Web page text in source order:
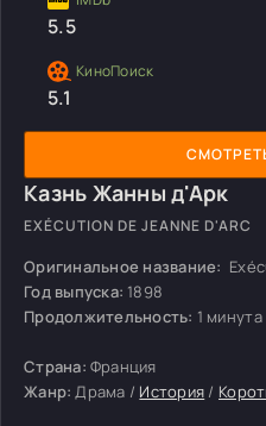
Казнь Жанны д'Арк
EXÉCUTION DE JEANNE D'ARC
Оригинальное название:
Год выпуска: 1898
Продолжительность: 1 минута
Страна: Франция
Жанр: Драма / История /
5.5
5.1